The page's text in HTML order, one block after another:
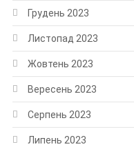
Грудень 2023
Листопад 2023
Жовтень 2023
Вересень 2023
Серпень 2023
Липень 2023